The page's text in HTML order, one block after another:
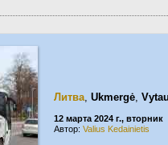
Литва, Ukmergė,
12 марта 2024 г., вторник
Автор: Valius Kedainietis